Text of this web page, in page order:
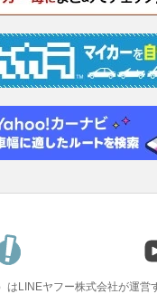
はLINEヤフー株式会社が運営